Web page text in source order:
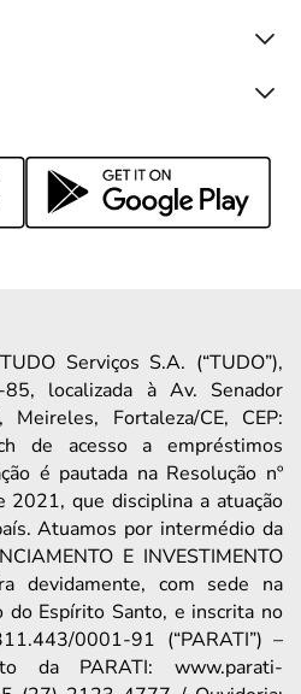
Serviços S.A. (“TUDO”),
85, localizada à Av. Senador
Fortaleza/CE, CEP:
de acesso a empréstimos
é pautada na Resolução nº
que disciplina a atuação
Atuamos por intermédio da
E INVESTIMENTO
devidamente, com sede na
do Espírito Santo, e inscrita no
0001-91 (“PARATI”) –
da PARATI: www.parati-